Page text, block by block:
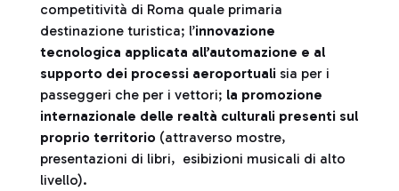
competitività di Roma quale primaria
destinazione turistica; l’innovazione
tecnologica applicata all’automazione e al
supporto dei processi aeroportuali sia per i
passeggeri che per i vettori; la promozione
internazionale delle realtà culturali presenti sul
proprio territorio (attraverso mostre,
presentazioni di libri, esibizioni musicali di alto
livello).